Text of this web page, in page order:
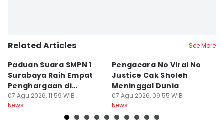
Related Articles See More
Paduan Suara SMPN 1
Surabaya Raih Empat
Penghargaan di
Thailand
07 Agu 2026, 11:59 WIB
News
Pengacara No Viral No
Justice Cak Sholeh
Meninggal Dunia
07 Agu 2026, 09:55 WIB
News